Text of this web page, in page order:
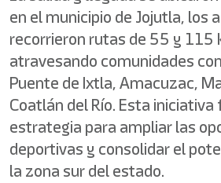
en el municipio de Jojutla, los
recorrieron rutas de 55 y 115
atravesando comunidades
Puente de Ixtla, Amacuzac,
Coatlán del Río. Esta
estrategia para ampliar las
deportivas y consolidar el
la zona sur del estado.